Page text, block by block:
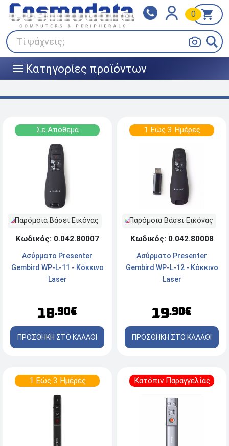
Τί ψάχνεις;
0
||| Κατηγορίες προϊόντων
Klarna
Πληρώστε σε 3
άτοκες δόσεις
BOX NOW
Σε Απόθεμα
Παρόμοια Βάσει Εικόνας
Κωδικός: 0.042.80007
Ασύρματο Presenter
Gembird WP-L-11 - Κόκκινο
Laser
18.90€
ΠΡΟΣΘΗΚΗ ΣΤΟ ΚΑΛΑΘΙ
1 Εώς 3 Ημέρες
Παρόμοια Βάσει Εικόνας
Κωδικός: 0.042.80008
Ασύρματο Presenter
Gembird WP-L-12 - Κόκκινο
Laser
19.90€
ΠΡΟΣΘΗΚΗ ΣΤΟ ΚΑΛΑΘΙ
1 Εώς 3 Ημέρες Κατόπιν Παραγγελίας